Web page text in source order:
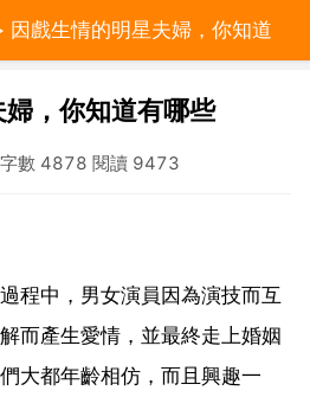
因戲生情的明星夫婦，你知道
，你知道有哪些
數 4878 閱讀 9473
程中，男女演員因為演技而互
而產生愛情，並最終走上婚姻
大都年齡相仿，而且興趣一